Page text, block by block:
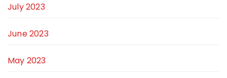
July 2023
June 2023
May 2023